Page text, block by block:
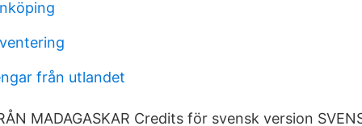
från utlandet
MADAGASKAR Credits för svensk version